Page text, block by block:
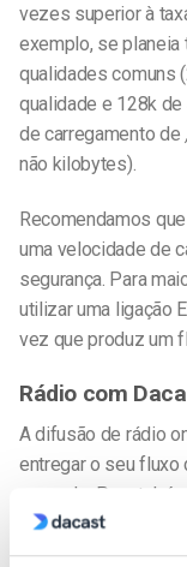
vezes superior à
exemplo, se
qualidades comuns
qualidade e 128k
de carregamento de
não kilobytes).
Recomendamos
uma velocidade de
segurança. Para
utilizar uma ligação
vez que produz um
Rádio com
A difusão de rádio
entregar o seu fluxo
o mundo. Para tal,
servidor própria (o
ou comprar uma a